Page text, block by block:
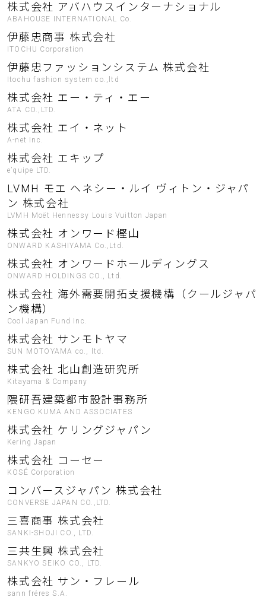
株式会社 アバハウスインターナショナル
ABAHOUSE INTERNATIONAL Co.
伊藤忠商事 株式会社
ITOCHU Corporation
伊藤忠ファッションシステム 株式会社
Itochu fashion system co.,ltd
株式会社 エー・ティ・エー
ATA CO.,LTD.
株式会社 エイ・ネット
A-net Inc.
株式会社 エキップ
e’quipe LTD.
LVMH モエ ヘネシー・ルイ ヴィトン・ジャパ
ン 株式会社
LVMH Moët Hennessy Louis Vuitton Japan
株式会社 オンワード樫山
ONWARD KASHIYAMA Co.,Ltd.
株式会社 オンワードホールディングス
ONWARD HOLDINGS CO., Ltd.
株式会社 海外需要開拓支援機構（クールジャパ
ン機構）
Cool Japan Fund Inc.
株式会社 サンモトヤマ
SUN MOTOYAMA co., ltd.
株式会社 北山創造研究所
Kitayama & Company
隈研吾建築都市設計事務所
KENGO KUMA AND ASSOCIATES
株式会社 ケリングジャパン
Kering Japan
株式会社 コーセー
KOSÉ Corporation
コンバースジャパン 株式会社
CONVERSE JAPAN CO.,LTD.
三喜商事 株式会社
SANKI-SHOJI CO., LTD.
三共生興 株式会社
SANKYO SEIKO CO., LTD.
株式会社 サン・フレール
sann fréres S.A.